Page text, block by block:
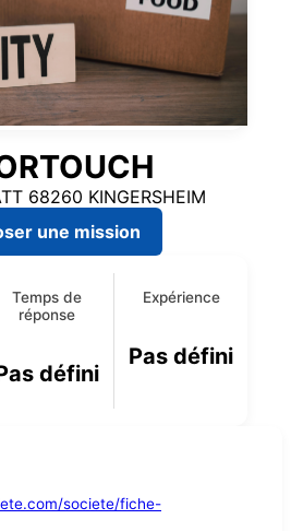
68260 KINGERSHEIM
une mission
Temps de
réponse
défini
Expérience
Pas défini
societe/fiche-